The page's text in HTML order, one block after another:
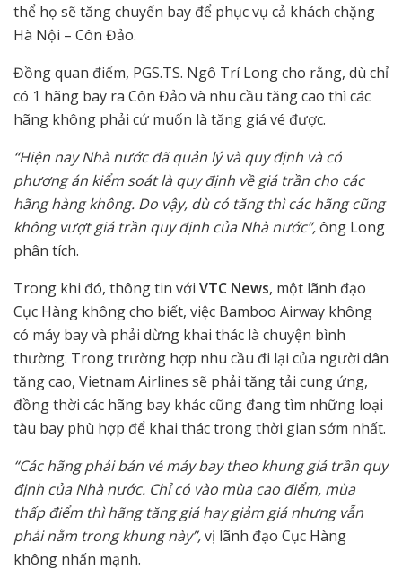
thể họ sẽ tăng chuyến bay để phục vụ cả khách chặng
Hà Nội – Côn Đảo.
Đồng quan điểm, PGS.TS. Ngô Trí Long cho rằng, dù chỉ
có 1 hãng bay ra Côn Đảo và nhu cầu tăng cao thì các
hãng không phải cứ muốn là tăng giá vé được.
“Hiện nay Nhà nước đã quản lý và quy định và có
phương án kiểm soát là quy định về giá trần cho các
hãng hàng không. Do vậy, dù có tăng thì các hãng cũng
không vượt giá trần quy định của Nhà nước”,ông Long
phân tích.
Trong khi đó, thông tin với VTC News, một lãnh đạo
Cục Hàng không cho biết, việc Bamboo Airway không
có máy bay và phải dừng khai thác là chuyện bình
thường. Trong trường hợp nhu cầu đi lại của người dân
tăng cao, Vietnam Airlines sẽ phải tăng tải cung ứng,
đồng thời các hãng bay khác cũng đang tìm những loại
tàu bay phù hợp để khai thác trong thời gian sớm nhất.
“Các hãng phải bán vé máy bay theo khung giá trần quy
định của Nhà nước. Chỉ có vào mùa cao điểm, mùa
thấp điểm thì hãng tăng giá hay giảm giá nhưng vẫn
phải nằm trong khung này”,vị lãnh đạo Cục Hàng
không nhấn mạnh.